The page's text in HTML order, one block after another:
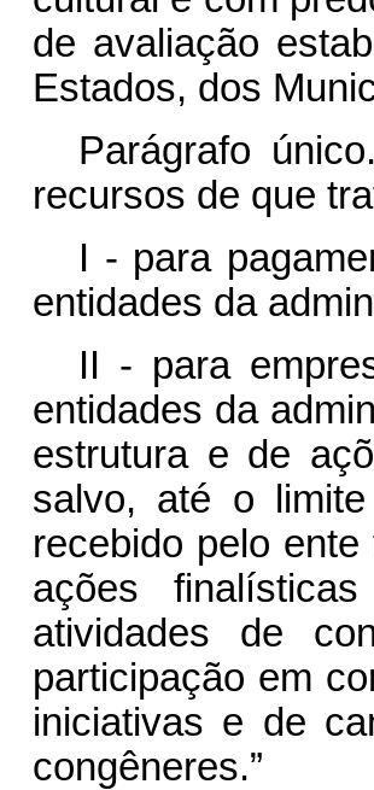
de avaliação
Estados, dos
Parágrafo
recursos de que
I - para
entidades da
II - para
entidades da
estrutura e de
salvo, até o
recebido pelo
ações
atividades de
participação em
iniciativas e de
congêneres.”